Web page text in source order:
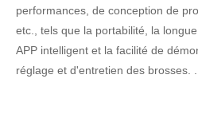
performances, de conception de
etc., tels que la portabilité, la
APP intelligent et la facilité de
réglage et d'entretien des brosses. .